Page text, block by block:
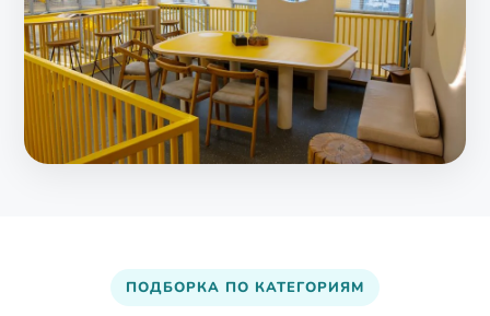
ПОДБОРКА ПО КАТЕГОРИЯМ